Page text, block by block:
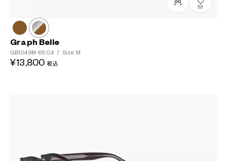
53
Graph Belle
GB1049M-6S C4 / Size: M
¥13,800 税込